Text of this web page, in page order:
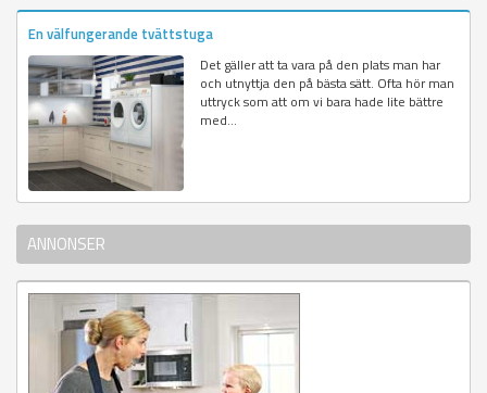
En välfungerande tvättstuga
Det gäller att ta vara på den plats man har
och utnyttja den på bästa sätt. Ofta hör man
uttryck som att om vi bara hade lite bättre
med...
ANNONSER